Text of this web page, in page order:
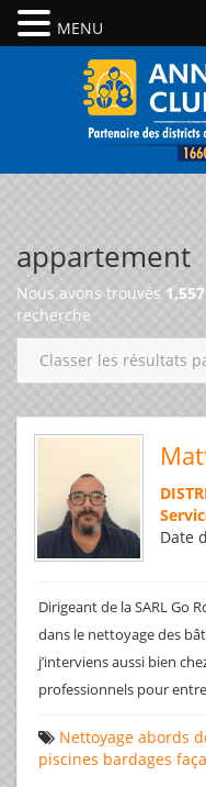
appartement
Nous avons trouvés 1,557
recherche
Classer les résultats
Date
Dirigeant de la SARL Go
dans le nettoyage des
j’interviens aussi bien
professionnels pour
Nettoyage abords
piscines bardages
MENU